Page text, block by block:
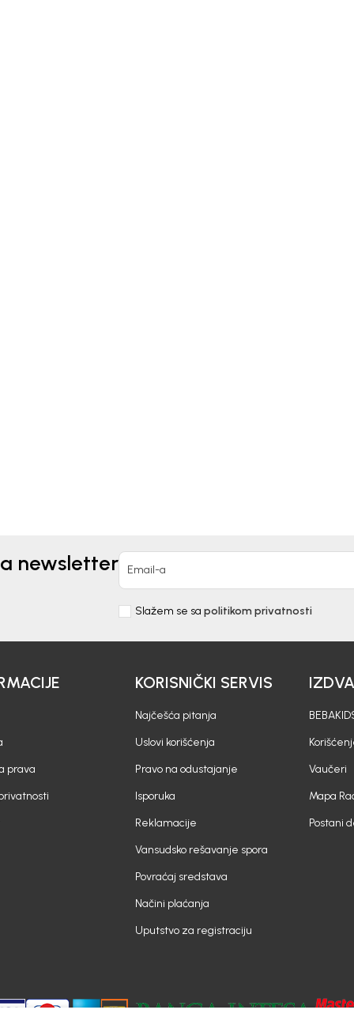
newsletter Email-a
Slažem se sa politikom privatnosti
prava
KORISNIČKI SERVIS
Najčešća pitanja
Uslovi korišćenja
Pravo na odustajanje
Isporuka
Reklamacije
Vansudsko rešavanje spora
Povraćaj sredstava
Načini plaćanja
Uputstvo za registraciju
Vaučeri
Mapa
Postani